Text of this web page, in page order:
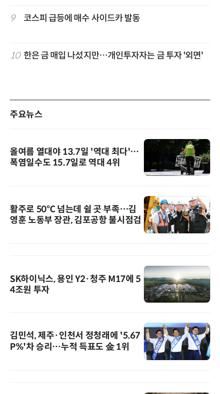
9 코스피 급등에 매수 사이드카 발동
10 한은 금 매입 나섰지만…개인투자자는 금 투자 '외면'
주요뉴스
올여름 열대야 13.7일 '역대 최다'…
폭염일수도 15.7일로 역대 4위
활주로 50℃ 넘는데 쉴 곳 부족…김
영훈 노동부 장관, 김포공항 불시점검
SK하이닉스, 용인 Y2·청주 M17에 5
4조원 투자
김민석, 제주·인천서 정청래에 '5.67
P%'차 승리…누적 득표도 金 1위